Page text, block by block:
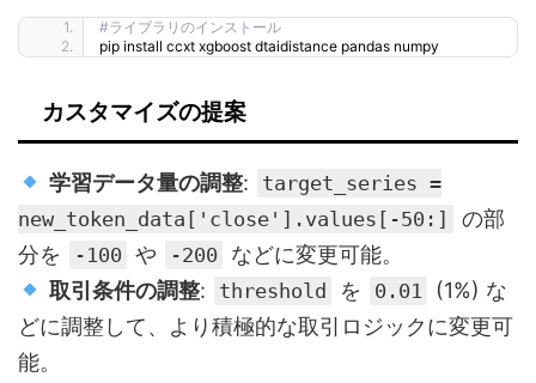
#ライブラリのインストール
pip install ccxt xgboost dtaidistance pandas numpy
カスタマイズの提案
学習データ量の調整:
target_series =
new_token_data['close'].values[-50:]
の部
分を
-100 や -200
などに変更可能。
取引条件の調整: threshold を 0.01
(1%) な
どに調整して、より積極的な取引ロジックに変更可
能。